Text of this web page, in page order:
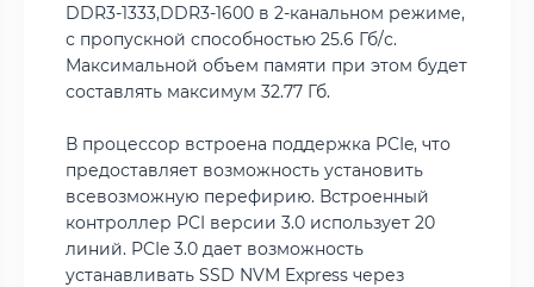
DDR3-1333,DDR3-1600 в 2-канальном режиме,
с пропускной способностью 25.6 Гб/с.
Максимальной объем памяти при этом будет
составлять максимум 32.77 Гб.
В процессор встроена поддержка PCIe, что
предоставляет возможность установить
всевозможную перефирию. Встроенный
контроллер PCI версии 3.0 использует 20
линий. PCIe 3.0 дает возможность
устанавливать SSD NVM Express через